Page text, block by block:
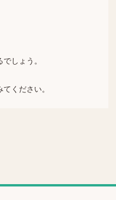
しょう。
ください。